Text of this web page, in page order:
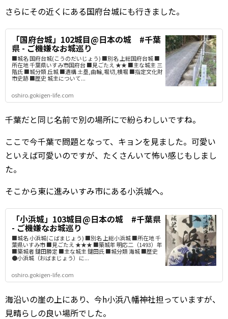
さらにその近くにある国府台城にも行きました。
「国府台城」102城目@日本の城 #千葉
県 - ご機嫌なお城巡り
■城名 国府台城(こうのだいじょう) ■別名 上総国府台城 ■
所在地 千葉県いすみ市国府台 ■見ごたえ ★★ ■主な城主 三
階氏 ■城分類 丘城 ■遺構 土塁,曲輪,堀切,横堀 ■指定文化財
市史跡 ■歴史 城主について...
oshiro.gokigen-life.com
千葉だと同じ名前で別の場所にで紛らわしいですね。
ここで今千葉で問題となって、キョンを見ました。可愛い
といえば可愛いのですが、たくさんいて怖い感じもしまし
た。
そこから東に進みいすみ市にある小浜城へ。
「小浜城」103城目@日本の城 #千葉県
- ご機嫌なお城巡り
■城名 小浜城(こばまじょう) ■別名 上総小浜城 ■所在地 千
葉県いすみ市 ■見ごたえ ★★★ ■築城年 明応二（1493）年
■築城者 鑓田勝定 ■主な城主 鑓田氏 ■城分類 海城 ■歴史
●小浜城（おばまじょう）に...
oshiro.gokigen-life.com
海沿いの崖の上にあり、今h小浜八幡神社担っていますが、
見晴らしの良い場所でした。